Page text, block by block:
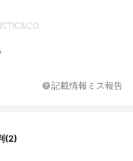
記載情報ミス報告
(2)